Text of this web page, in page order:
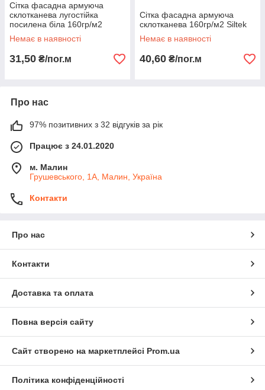
Сітка фасадна армуюча
склотканева лугостійка
посилена біла 160гр/м2
Немає в наявності
31,50 ₴/пог.м
Сітка фасадна армуюча
склотканева 160гр/м2 Siltek
Немає в наявності
40,60 ₴/пог.м
Про нас
97% позитивних з 32 відгуків за рік
Працює з 24.01.2020
м. Малин
Грушевського, 1А, Малин, Україна
Контакти
Про нас
Контакти
Доставка та оплата
Повна версія сайту
Сайт створено на маркетплейсі Prom.ua
Політика конфіденційності